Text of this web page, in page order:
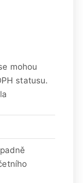
mohou
statusu.